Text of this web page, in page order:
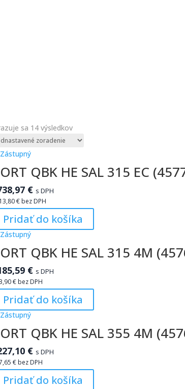
sa 14 výsledkov
QBK HE SAL 315 EC
€ s DPH
€bez DPH
Pridať do košíka
QBK HE SAL 315 4M
€ s DPH
€bez DPH
Pridať do košíka
QBK HE SAL 355 4M
€ s DPH
€bez DPH
Pridať do košíka